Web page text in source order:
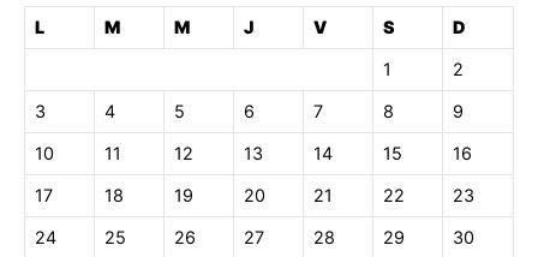
L
M M J V S D
1 2
3 4 5 6 7 8 9
10 11 12 13 14 15 16
17 18 19 20 21 22 23
24 25 26 27 28 29 30